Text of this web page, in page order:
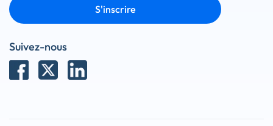
S'inscrire
Suivez-nous